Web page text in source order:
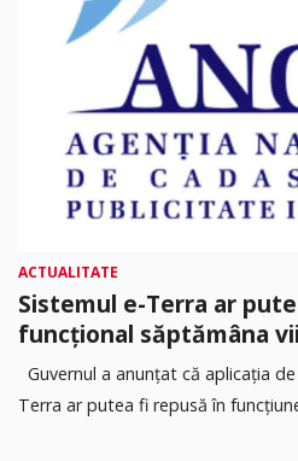
ACTUALITATE
Sistemul e-Terra ar
funcțional săptămâna
Guvernul a anunțat că aplicația
Terra ar putea fi repusă în